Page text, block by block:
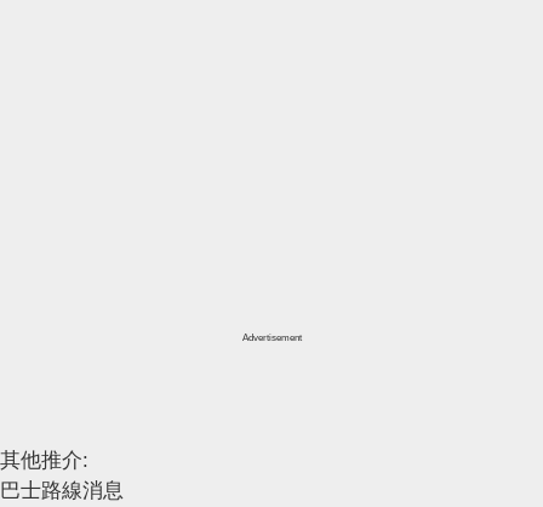
Advertisement
其他推介:
巴士路線消息